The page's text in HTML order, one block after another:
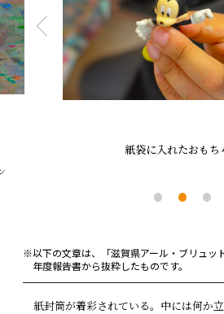
紙袋に入れたおも
※以下の文章は、「滋賀県アール・ブリュッ
年度報告書から抜粋したものです。
紙封筒が着彩されている。中には何か